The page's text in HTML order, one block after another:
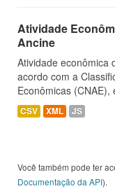
Atividade
Ancine
Atividade econômica
acordo com a
Econômicas
CSV XML JS
Você também pode ter
Documentação da API).